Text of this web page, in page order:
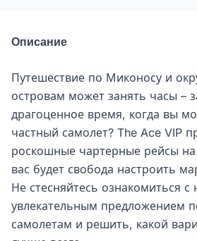
Описание
Путешествие по Миконосу и
островам может занять часы –
драгоценное время, когда вы
частный самолет? The Ace VIP
роскошные чартерные рейсы
вас будет свобода настроить
Не стесняйтесь ознакомиться
увлекательным предложением
самолетам и решить, какой